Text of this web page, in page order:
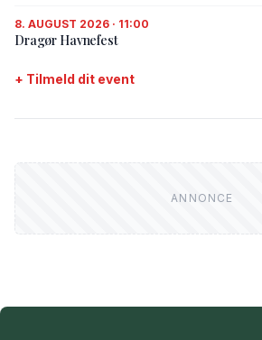
8. AUGUST 2026 · 11:00
Dragør Havnefest
+ Tilmeld dit event